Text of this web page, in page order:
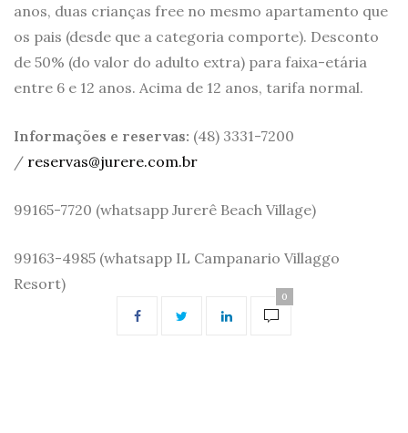
anos, duas crianças free no mesmo apartamento que
os pais (desde que a categoria comporte). Desconto
de 50% (do valor do adulto extra) para faixa-etária
entre 6 e 12 anos. Acima de 12 anos, tarifa normal.
Informações e reservas: (48) 3331-7200
/ reservas@jurere.com.br
99165-7720 (whatsapp Jurerê Beach Village)
99163-4985 (whatsapp IL Campanario Villaggo
Resort)
0